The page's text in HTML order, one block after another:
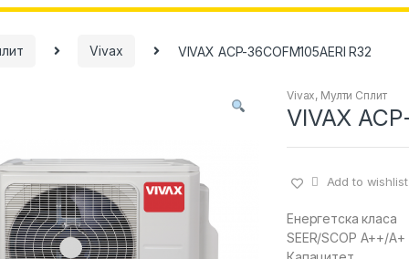
Vivax VIVAX ACP-36COFM105AERI R32
Vivax, Мулти Сплит
VIVAX
Add to wishlist
Енергетска класа
SEER/SCOP A++/A+